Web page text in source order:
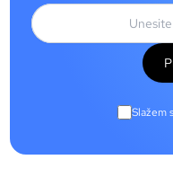
Slažem